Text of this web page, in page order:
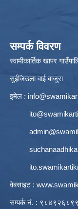
सम्पर्क विवरण
स्वामीकार्तिक खापर
सुईजिउला वाई बाजुरा
इमेल :
वेबसाइट :
सम्पर्क नं. :